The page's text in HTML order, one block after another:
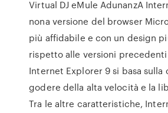
Virtual DJ eMule AdunanzA
nona versione del browser
più affidabile e con un design
rispetto alle versioni
Internet Explorer 9 si basa sulla
godere della alta velocità e la
Tra le altre caratteristiche,